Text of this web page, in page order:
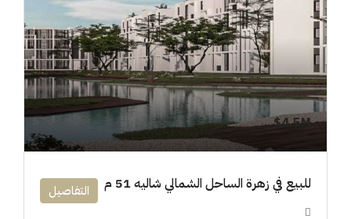
4.5M$
للبيع في زهرة الساحل الشمالي شاليه 51 م التفاصيل